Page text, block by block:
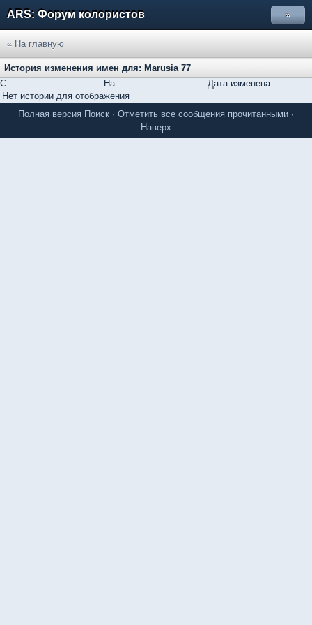
ARS: Форум колористов »
« На главную
История изменения имен для: Marusia 77
С
На
Дата изменена
Нет истории для отображения
Полная версия Поиск · Отметить все сообщения прочитанными ·
Наверх